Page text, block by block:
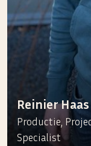
Reinier Haas
Productie,
Specialist